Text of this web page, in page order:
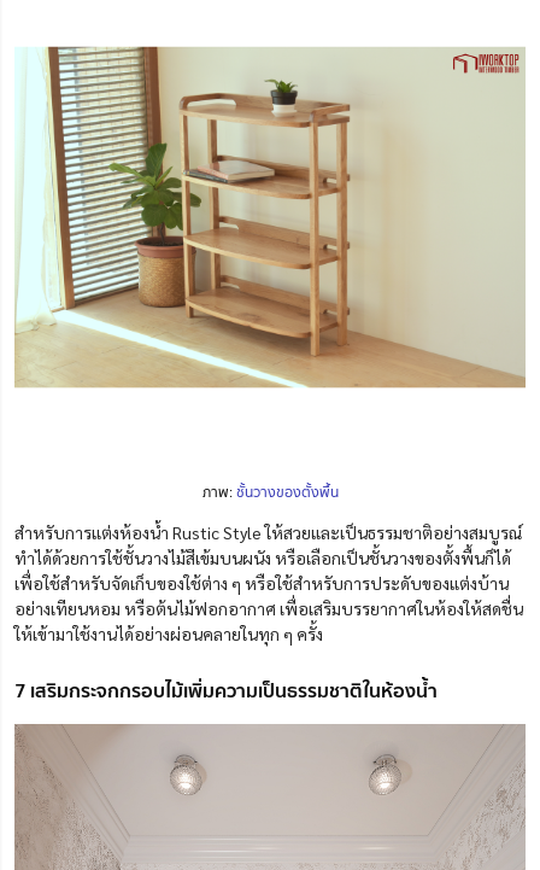
ภาพ:ชั้นวางของตั้งพื้น
สำหรับการแต่งห้องน้ำ Rustic Style ให้สวยและเป็นธรรมชาติอย่างสมบูรณ์
ทำได้ด้วยการใช้ชั้นวางไม้สีเข้มบนผนัง หรือเลือกเป็นชั้นวางของตั้งพื้นก็ได้
เพื่อใช้สำหรับจัดเก็บของใช้ต่าง ๆ หรือใช้สำหรับการประดับของแต่งบ้าน
อย่างเทียนหอม หรือต้นไม้ฟอกอากาศ เพื่อเสริมบรรยากาศในห้องให้สดชื่น
ให้เข้ามาใช้งานได้อย่างผ่อนคลายในทุก ๆ ครั้ง
7 เสริมกระจกกรอบไม้เพิ่มความเป็นธรรมชาติในห้องน้ำ